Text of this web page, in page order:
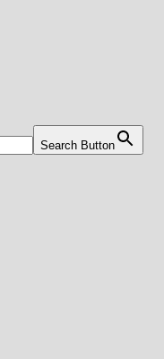
Search Button